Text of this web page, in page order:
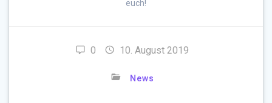
euch!
0 10. August 2019
News